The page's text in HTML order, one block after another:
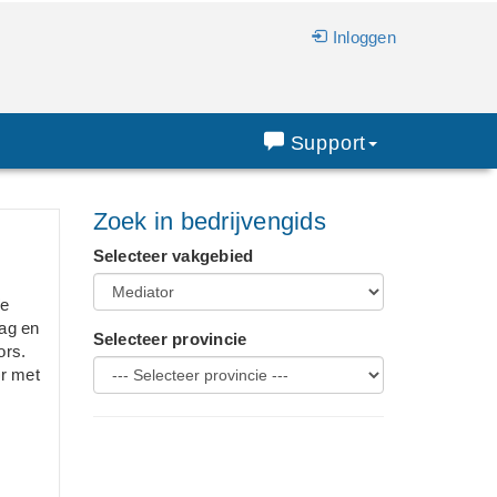
Inloggen
Support
en
met
Zoek in bedrijvengids
Selecteer vakgebied
Selecteer provincie